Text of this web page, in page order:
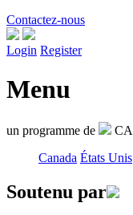
Contactez-nous
Login Register
Menu
un programme de CA
Canada États Unis
Soutenu par